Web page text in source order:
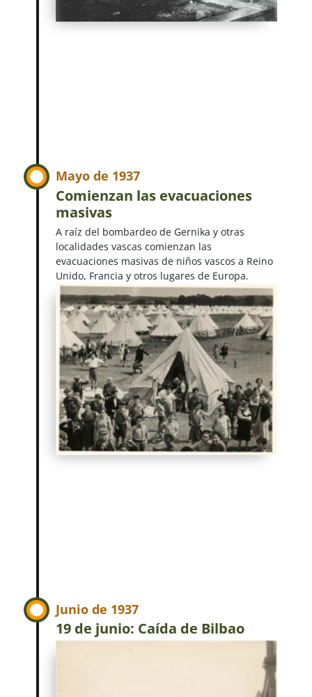
Mayo de 1937
Comienzan las evacuaciones
masivas
A raíz del bombardeo de Gernika y otras
localidades vascas comienzan las
evacuaciones masivas de niños vascos a Reino
Unido, Francia y otros lugares de Europa.
Junio de 1937
19 de junio: Caída de Bilbao